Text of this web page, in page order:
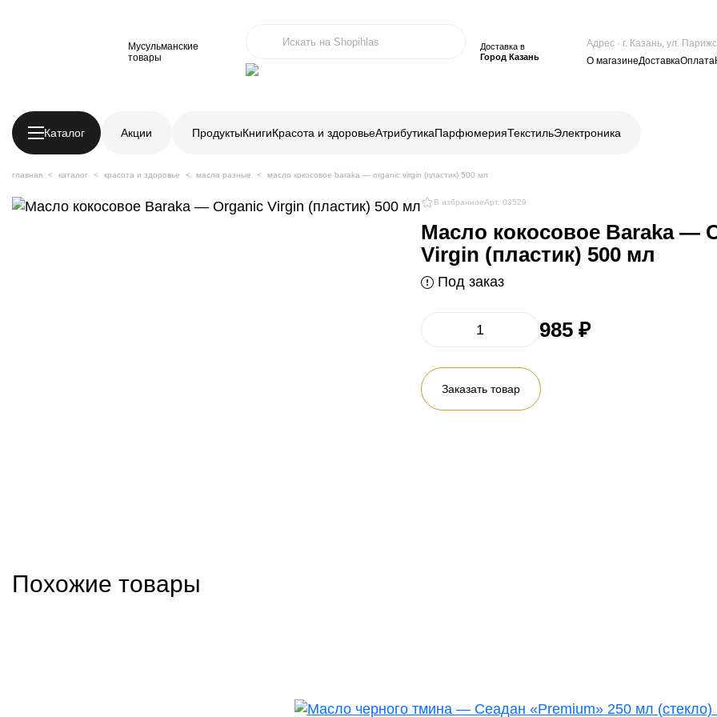
Мусульманские
товары
Доставка в
Город Казань
Адрес · г. Казань, ул.
О магазинеДоставкаОплата
Каталог Акции ПродуктыКнигиКрасота и здоровьеАтрибутикаПарфюмерияТекстильЭлектроника
главная каталог красота и здоровье масла разные масло кокосовое baraka — organic virgin (пластик) 500 мл
В избранноеАрт. 03529
Масло кокосовое Baraka —
Virgin (пластик) 500 мл
Под заказ
985 ₽
Заказать товар
Похожие товары